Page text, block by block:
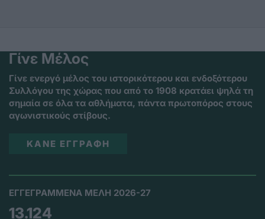
Γίνε Μέλος
Γίνε ενεργό μέλος του ιστορικότερου και ενδοξότερου
Συλλόγου της χώρας που από το 1908 κρατάει ψηλά τη
σημαία σε όλα τα αθλήματα, πάντα πρωτοπόρος στους
αγωνιστικούς στίβους.
ΚΑΝΕ ΕΓΓΡΑΦΗ
ΕΓΓΕΓΡΑΜΜΕΝΑ ΜΕΛΗ 2026-27
13.124